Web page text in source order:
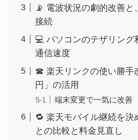
📡 電波状況の劇的改善と
接続
💻 パソコンのテザリング
通信速度
☎ 楽天リンクの使い勝手
円」の活用
端末変更で一気に改善
🔁 楽天モバイル継続を決
との比較と料金見直し